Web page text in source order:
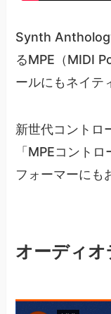
Synth
るMPE（MIDI
ールにもネイテ
新世代コントロ
「MPEコント
フォーマーにも
オーディオ